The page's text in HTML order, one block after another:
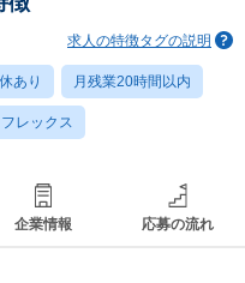
求人の特徴タグの説明
あり 月残業20時間以内
フレックス
企業情報 応募の流れ